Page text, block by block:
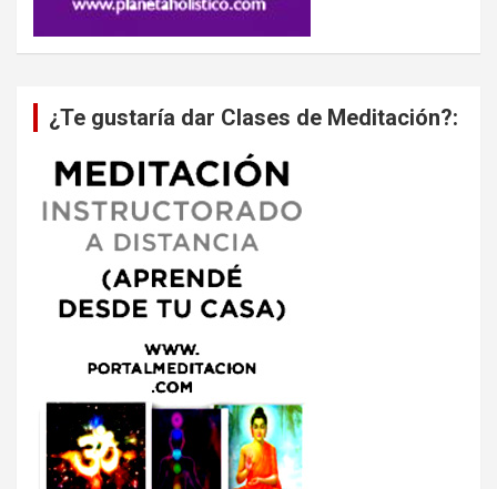
¿Te gustaría dar Clases de Meditación?: